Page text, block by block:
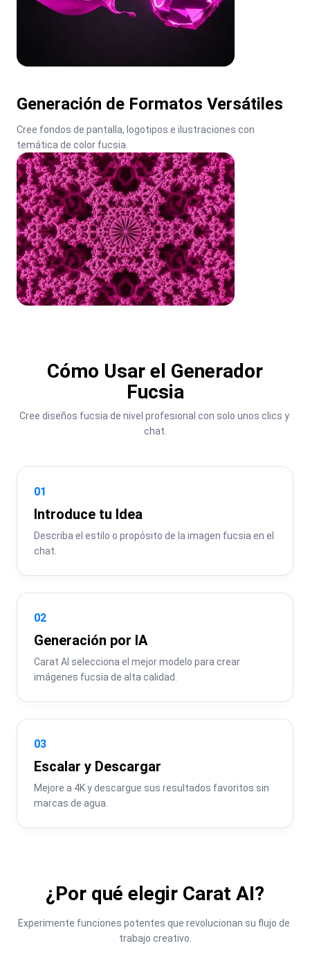
Generación de Formatos Versátiles
Cree fondos de pantalla, logotipos e ilustraciones con
temática de color fucsia.
Cómo Usar el Generador
Fucsia
Cree diseños fucsia de nivel profesional con solo unos clics y
chat.
01
Introduce tu Idea
Describa el estilo o propósito de la imagen fucsia en el
chat.
02
Generación por IA
Carat AI selecciona el mejor modelo para crear
imágenes fucsia de alta calidad.
03
Escalar y Descargar
Mejore a 4K y descargue sus resultados favoritos sin
marcas de agua.
¿Por qué elegir Carat AI?
Experimente funciones potentes que revolucionan su flujo de
trabajo creativo.